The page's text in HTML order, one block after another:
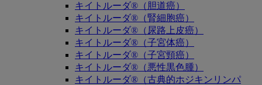
キイトルーダ®（胆道癌）
キイトルーダ®（腎細胞癌）
キイトルーダ®（尿路上皮癌）
キイトルーダ®（子宮体癌）
キイトルーダ®（子宮頸癌）
キイトルーダ®（悪性黒色腫）
キイトルーダ®（古典的ホジキンリンパ